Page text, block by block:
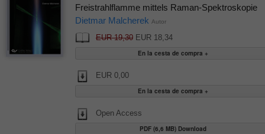
Freistrahlflamme mittels Raman-Spektroskopie
Dietmar Malcherek Autor
EUR 19,30EUR 18,34
EUR 0,00
Open Access
PDF (6,6 MB) Download